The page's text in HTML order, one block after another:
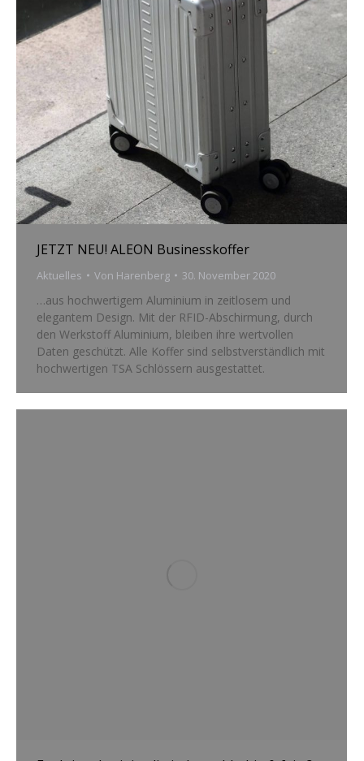
JETZT NEU! ALEON Businesskoffer
Aktuelles Von Harenberg 30. November 2020
…aus hochwertigem Aluminium in zeitlosem und
elegantem Design. Mit der RFID-Abschirmung, durch
den Werkstoff Aluminium, bleiben ihre wertvollen
Daten geschützt. Alle Koffer sind selbstverständlich mit
hochwertigen TSA Schlössern ausgestattet.